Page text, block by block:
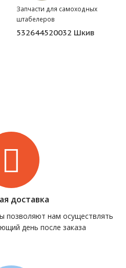
Запчасти для самоходных
штабелеров
532644520032 Шкив
доставка
позволяют нам осуществлять
день после заказа